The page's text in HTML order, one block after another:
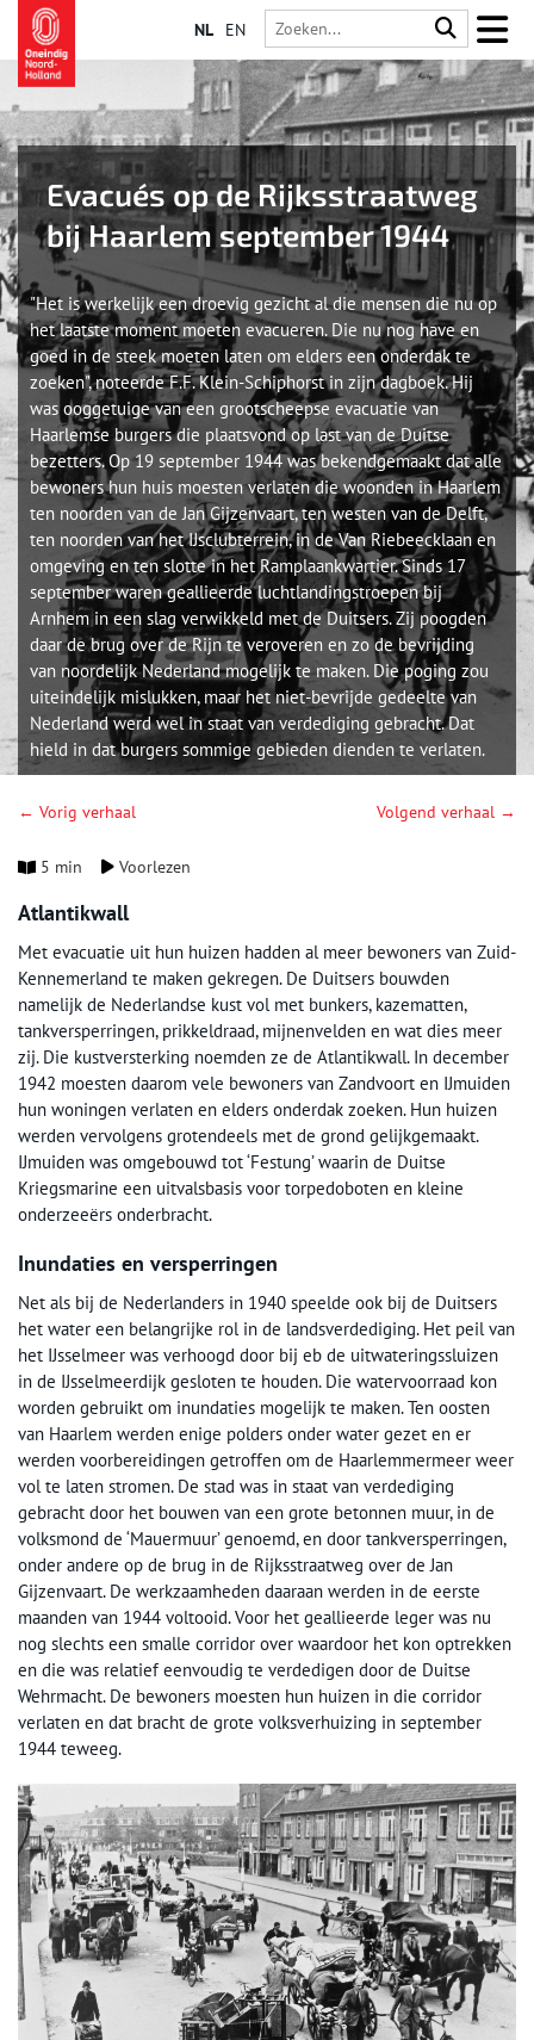
NL EN
Evacués op de Rijksstraatweg
bij Haarlem september 1944
"Het is werkelijk een droevig gezicht al die mensen die nu op
het laatste moment moeten evacueren. Die nu nog have en
goed in de steek moeten laten om elders een onderdak te
zoeken", noteerde F.F. Klein-Schiphorst in zijn dagboek. Hij
was ooggetuige van een grootscheepse evacuatie van
Haarlemse burgers die plaatsvond op last van de Duitse
bezetters. Op 19 september 1944 was bekendgemaakt dat alle
bewoners hun huis moesten verlaten die woonden in Haarlem
ten noorden van de Jan Gijzenvaart, ten westen van de Delft,
ten noorden van het IJsclubterrein, in de Van Riebeecklaan en
omgeving en ten slotte in het Ramplaankwartier. Sinds 17
september waren geallieerde luchtlandingstroepen bij
Arnhem in een slag verwikkeld met de Duitsers. Zij poogden
daar de brug over de Rijn te veroveren en zo de bevrijding
van noordelijk Nederland mogelijk te maken. Die poging zou
uiteindelijk mislukken, maar het niet-bevrijde gedeelte van
Nederland werd wel in staat van verdediging gebracht. Dat
hield in dat burgers sommige gebieden dienden te verlaten.
← Vorig verhaal Volgend verhaal →
5 min Voorlezen
Atlantikwall
Met evacuatie uit hun huizen hadden al meer bewoners van Zuid-
Kennemerland te maken gekregen. De Duitsers bouwden
namelijk de Nederlandse kust vol met bunkers, kazematten,
tankversperringen, prikkeldraad, mijnenvelden en wat dies meer
zij. Die kustversterking noemden ze de Atlantikwall. In december
1942 moesten daarom vele bewoners van Zandvoort en IJmuiden
hun woningen verlaten en elders onderdak zoeken. Hun huizen
werden vervolgens grotendeels met de grond gelijkgemaakt.
IJmuiden was omgebouwd tot ‘Festung’ waarin de Duitse
Kriegsmarine een uitvalsbasis voor torpedoboten en kleine
onderzeeërs onderbracht.
Inundaties en versperringen
Net als bij de Nederlanders in 1940 speelde ook bij de Duitsers
het water een belangrijke rol in de landsverdediging. Het peil van
het IJsselmeer was verhoogd door bij eb de uitwateringssluizen
in de IJsselmeerdijk gesloten te houden. Die watervoorraad kon
worden gebruikt om inundaties mogelijk te maken. Ten oosten
van Haarlem werden enige polders onder water gezet en er
werden voorbereidingen getroffen om de Haarlemmermeer weer
vol te laten stromen. De stad was in staat van verdediging
gebracht door het bouwen van een grote betonnen muur, in de
volksmond de ‘Mauermuur’ genoemd, en door tankversperringen,
onder andere op de brug in de Rijksstraatweg over de Jan
Gijzenvaart. De werkzaamheden daaraan werden in de eerste
maanden van 1944 voltooid. Voor het geallieerde leger was nu
nog slechts een smalle corridor over waardoor het kon optrekken
en die was relatief eenvoudig te verdedigen door de Duitse
Wehrmacht. De bewoners moesten hun huizen in die corridor
verlaten en dat bracht de grote volksverhuizing in september
1944 teweeg.